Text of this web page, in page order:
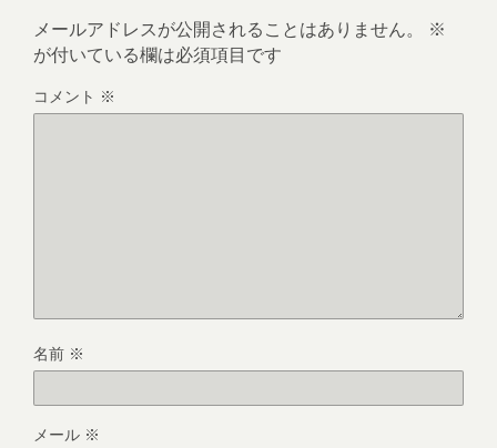
メールアドレスが公開されることはありません。
※
が付いている欄は必須項目です
コメント ※
名前 ※
メール ※